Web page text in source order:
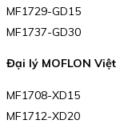
MF1729-GD15
MF1737-GD30
Đại lý MOFLON Việt
MF1708-XD15
MF1712-XD20